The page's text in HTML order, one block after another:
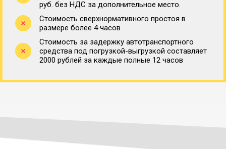
руб. без НДС за дополнительное место.
Стоимость сверхнормативного простоя в
размере более 4 часов
Стоимость за задержку автотранспортного
средства под погрузкой-выгрузкой составляет
2000 рублей за каждые полные 12 часов